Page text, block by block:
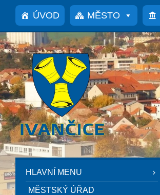
Přeskočit
obsah
Přeskočit
panel
Přeskočit
patičku
ÚVOD MĚSTO
HLAVNÍ MENU
MĚSTSKÝ ÚŘAD